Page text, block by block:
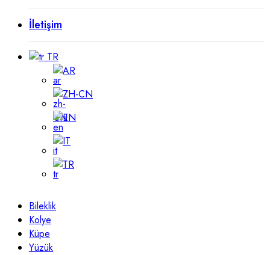
İletişim
TR
AR
ZH-CN
EN
IT
TR
Bileklik
Kolye
Küpe
Yüzük